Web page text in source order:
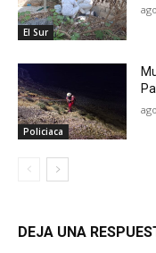
El Sur
Policiaca
DEJA UNA